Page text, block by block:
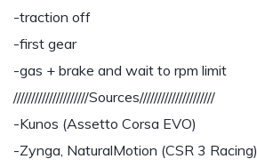
-traction off
-first gear
-gas + brake and wait to rpm limit
/////////////////////Sources/////////////////////
-Kunos (Assetto Corsa EVO)
-Zynga, NaturalMotion (CSR 3 Racing)